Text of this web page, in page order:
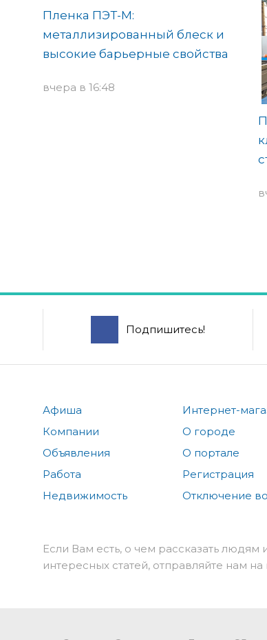
Пленка ПЭТ-М:
металлизированный блеск и
высокие барьерные свойства
вчера в 16:48
Подпишитесь!
Афиша
Компании
Объявления
Работа
Недвижимость
Интернет-
О городе
О портале
Регистрация
Отключение
Если Вам есть, о чем рассказать людям
интересных статей, отправляйте нам на